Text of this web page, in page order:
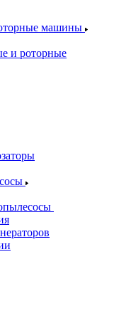
машины
и роторные